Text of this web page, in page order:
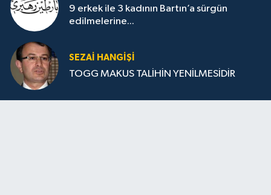
9 erkek ile 3 kadının Bartın’a sürgün
edilmelerine...
SEZAI HANGİŞİ
TOGG MAKUS TALİHİN YENİLMESİDİR